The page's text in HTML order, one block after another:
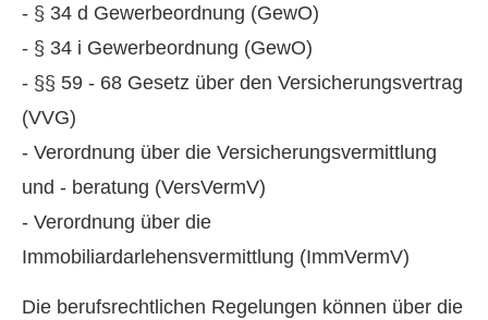
- § 34 d Gewerbeordnung (GewO)
- § 34 i Gewerbeordnung (GewO)
- §§ 59 - 68 Gesetz über den Versicherungsvertrag
(VVG)
- Verordnung über die Versicherungsvermittlung
und - beratung (VersVermV)
- Verordnung über die
Immobiliardarlehensvermittlung (ImmVermV)
Die berufsrechtlichen Regelungen können über die